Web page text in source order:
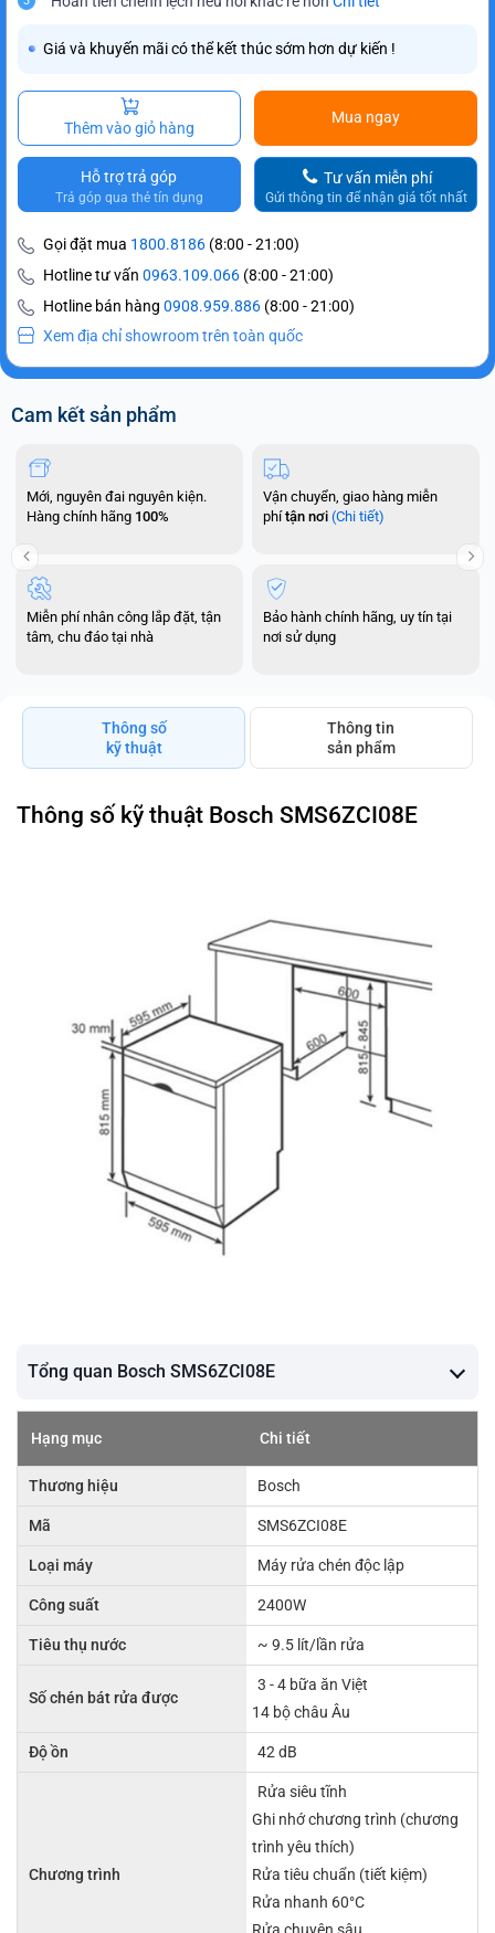
Giá và khuyến mãi có thể kết thúc sớm hơn dự kiến !
Thêm vào giỏ hàng
Mua ngay
Hỗ trợ trả góp
Trả góp qua thẻ tín dụng
Tư vấn miễn phí
Gửi thông tin để nhận giá tốt nhất
Gọi đặt mua 1800.8186 (8:00 - 21:00)
Hotline tư vấn 0963.109.066 (8:00 - 21:00)
Hotline bán hàng 0908.959.886 (8:00 - 21:00)
Xem địa chỉ showroom trên toàn quốc
Cam kết sản phẩm
Mới, nguyên đai nguyên kiện.
Hàng chính hãng 100%
Vận chuyển, giao hàng miễn
phítận nơi (Chi tiết)
Miễn phí nhân công lắp đặt, tận
tâm, chu đáo tại nhà
Bảo hành chính hãng, uy tín tại
nơi sử dụng
Thông số
kỹ thuật
Thông tin
sản phẩm
Thông số kỹ thuật Bosch SMS6ZCI08E
Tổng quan Bosch SMS6ZCI08E
Hạng mục Chi tiết
Thương hiệu Bosch
Mã SMS6ZCI08E
Loại máy Máy rửa chén độc lập
Công suất 2400W
Tiêu thụ nước ~ 9.5 lít/lần rửa
Số chén bát rửa được
3 - 4 bữa ăn Việt
14 bộ châu Âu
Độ ồn 42 dB
Chương trình
Rửa siêu tĩnh
Ghi nhớ chương trình (chương
trình yêu thích)
Rửa tiêu chuẩn (tiết kiệm)
Rửa nhanh 60°C